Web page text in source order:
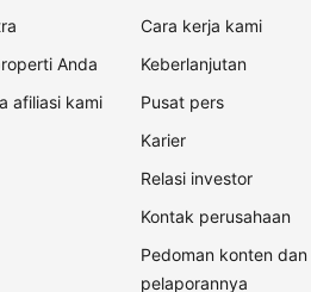
Anda
afiliasi kami
Cara kerja kami
Keberlanjutan
Pusat pers
Karier
Relasi investor
Kontak perusahaan
Pedoman konten dan
pelaporannya